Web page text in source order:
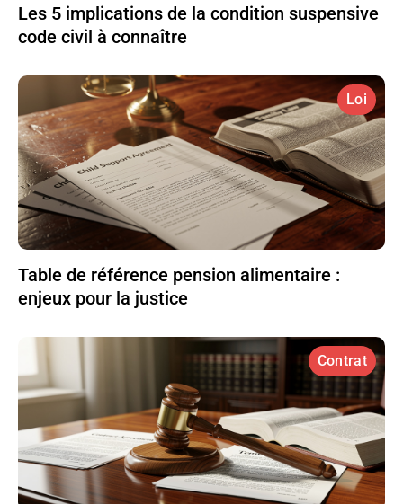
Les 5 implications de la condition suspensive
code civil à connaître
Loi
Table de référence pension alimentaire :
enjeux pour la justice
Contrat